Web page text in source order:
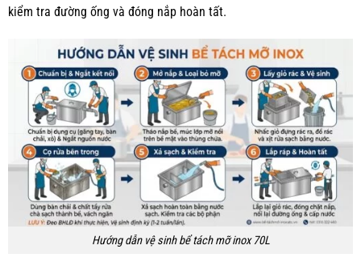
kiểm tra đường ống và đóng nắp hoàn tất.
Hướng dẫn vệ sinh bể tách mỡ inox 70L